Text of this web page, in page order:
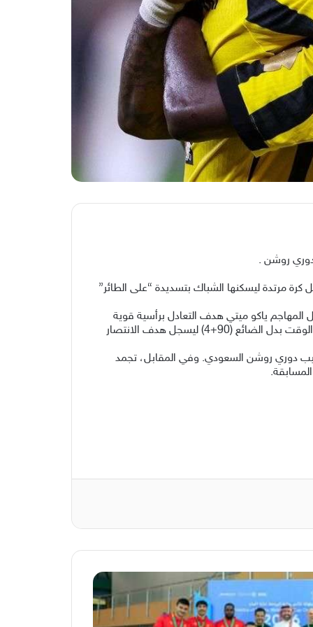
الجزائري حسام عوار، الذي استغل كرة مرتدة ليسكنها الشباك بتسديدة “على الطائر”
بفضل محاولاته الهجومية المكثفة، والتي أتت بثمارها في الدقيقة (73) عندما سجل المهاجم ياكو ميتي هدف التعادل برأسية قوية
سكنت شباك الاتحاد. وفي الوقت الذي ظن فيه الجميع أن المباراة تتجه للتعادل، ظهر عبد العزيز البيشي في الدقيقة الرابعة من الوقت بدل الضائع (90+4) ليسجل هدف الانتصار
ليتقدم إلى المركز السادس في سلم ترتيب دوري روشن السعودي. وفي المقابل، تجمد